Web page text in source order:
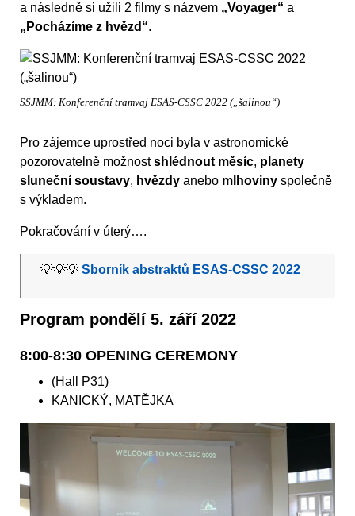
a následně si užili 2 filmy s názvem „Voyager“ a
„Pocházíme z hvězd“.
SSJMM: Konferenční tramvaj ESAS-CSSC 2022 („šalinou“)
Pro zájemce uprostřed noci byla v astronomické
pozorovatelně možnostshlédnout měsíc, planety
sluneční soustavy, hvězdy anebo mlhoviny společně
s výkladem.
Pokračování v úterý….
💡💡💡Sborník abstraktů ESAS-CSSC 2022
Program pondělí 5. září 2022
8:00-8:30 OPENING CEREMONY
(Hall P31)
KANICKÝ, MATĚJKA